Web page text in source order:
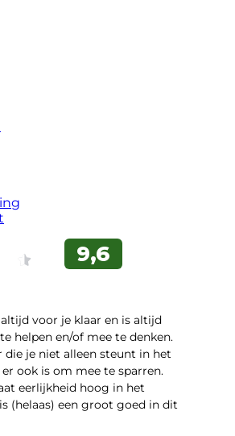
voor je klaar en is altijd
helpen en/of mee te denken.
die je niet alleen steunt in het
ook is om mee te sparren.
eerlijkheid hoog in het
(helaas) een groot goed in dit